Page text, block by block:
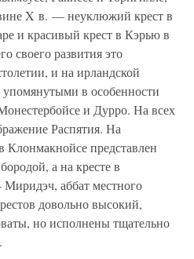
X в. — неуклюжий крест в
и красивый крест в Кэрью в
своего развития это
и на ирландской
в особенности
и Дурро. На всех
Распятия. На
Клонмакнойсе представлен
а на кресте в
аббат местного
довольно высокий,
но исполнены тщательно